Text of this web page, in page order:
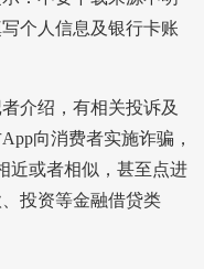
个人信息及银行卡账
介绍，有相关投诉及
向消费者实施诈骗，
近或者相似，甚至点进
投资等金融借贷类